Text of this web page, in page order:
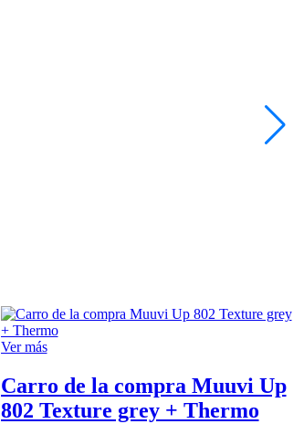
Ver más
Carro de la compra Muuvi Up
802 Texture grey + Thermo